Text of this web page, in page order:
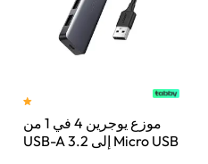
موزع يوجرين 4 في 1 من
USB-A 3.2 إلى Micro USB